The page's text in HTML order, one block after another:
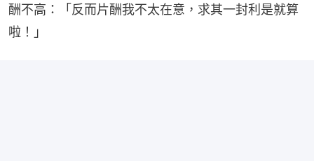
酬不高：「反而片酬我不太在意，求其一封利是就算
啦！」